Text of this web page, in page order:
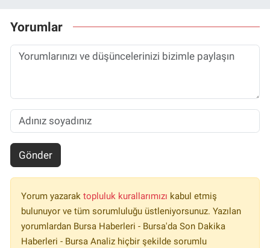
Yorumlar
Gönder
Yorum yazarak topluluk kurallarımızı kabul etmiş
bulunuyor ve tüm sorumluluğu üstleniyorsunuz. Yazılan
yorumlardan Bursa Haberleri - Bursa'da Son Dakika
Haberleri - Bursa Analiz hiçbir şekilde sorumlu